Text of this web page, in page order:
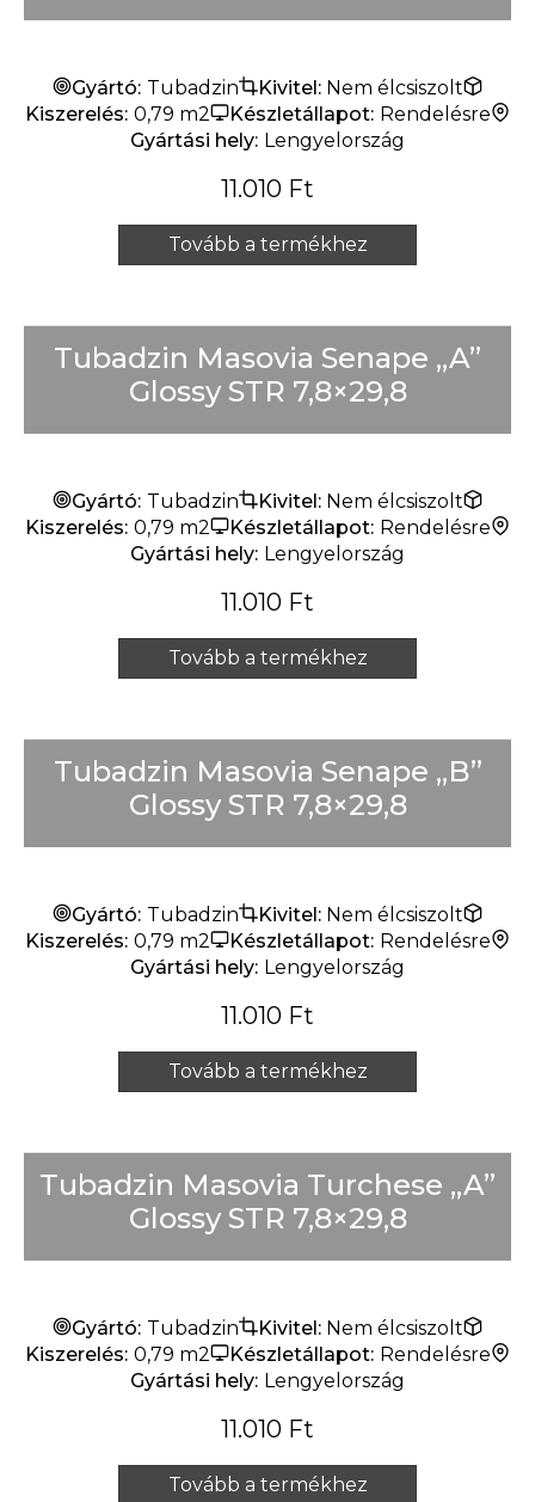
Gyártó: Tubadzin Kivitel: Nem élcsiszolt
Kiszerelés: 0,79 m2 Készletállapot: Rendelésre
Gyártási hely: Lengyelország
11.010 Ft
Tovább a termékhez
Tubadzin Masovia Senape „A”
Glossy STR 7,8×29,8
Gyártó: Tubadzin Kivitel: Nem élcsiszolt
Kiszerelés: 0,79 m2 Készletállapot: Rendelésre
Gyártási hely: Lengyelország
11.010 Ft
Tovább a termékhez
Tubadzin Masovia Senape „B”
Glossy STR 7,8×29,8
Gyártó: Tubadzin Kivitel: Nem élcsiszolt
Kiszerelés: 0,79 m2 Készletállapot: Rendelésre
Gyártási hely: Lengyelország
11.010 Ft
Tovább a termékhez
Tubadzin Masovia Turchese „A”
Glossy STR 7,8×29,8
Gyártó: Tubadzin Kivitel: Nem élcsiszolt
Kiszerelés: 0,79 m2 Készletállapot: Rendelésre
Gyártási hely: Lengyelország
11.010 Ft
Tovább a termékhez